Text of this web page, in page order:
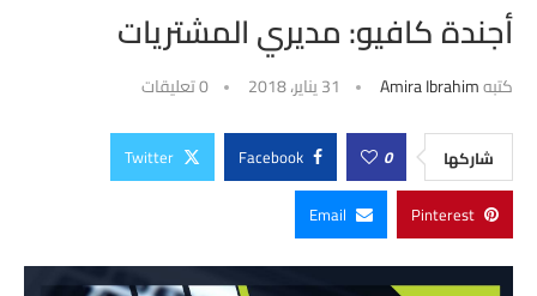
أجندة كافيو: مديري المشتريات
كتبهAmira Ibrahim 31 يناير، 2018 0 تعليقات
شاركها 0
Facebook
Twitter
Pinterest
Email